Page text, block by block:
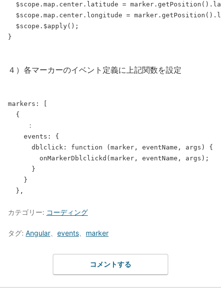
$scope.map.center.latitude =
$scope.map.center.longitude =
  $scope.$apply();
４）各マーカーのイベント定義に上記関数を設定
markers: [
  {
：
    events: {
      dblclick: function (marker, eventName, args) {
        onMarkerDblclickd(marker, eventName, args);
      }
    }
カテゴリー: コーディング
タグ: Angular、 events、 marker
コメントする